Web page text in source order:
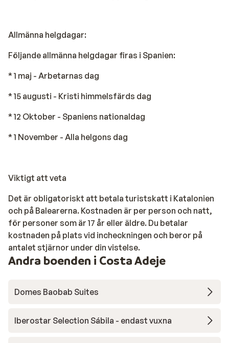
Allmänna helgdagar:
Följande allmänna helgdagar firas i Spanien:
* 1 maj - Arbetarnas dag
* 15 augusti - Kristi himmelsfärds dag
* 12 Oktober - Spaniens nationaldag
* 1 November - Alla helgons dag
Viktigt att veta
Det är obligatoriskt att betala turistskatt i Katalonien
och på Balearerna. Kostnaden är per person och natt,
för personer som är 17 år eller äldre. Du betalar
kostnaden på plats vid incheckningen och beror på
antalet stjärnor under din vistelse.
Andra boenden i Costa Adeje
Domes Baobab Suites
Iberostar Selection Sábila - endast vuxna